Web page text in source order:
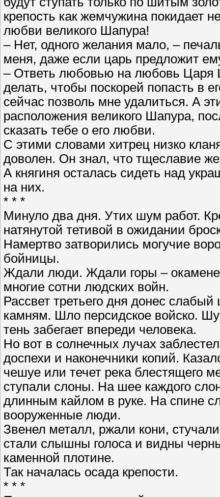
крепость как жемчужина покидает
любви великого Шапура!
– Нет, одного желания мало, –
меня, даже если царь предложит
– Ответь любовью на любовь Царя
делать, чтобы поскорей попасть в
сейчас позволь мне удалиться. А
расположения великого Шапура,
сказать тебе о его любви.
С этими словами хитрец низко
доволен. Он знал, что тщеславие
А княгиня осталась сидеть над
на них.
* * *
Минуло два дня. Утих шум работ.
натянутой тетивой в ожидании
Намертво затворились могучие
бойницы.
Ждали люди. Ждали горы –
многие сотни людских войн.
Рассвет третьего дня донес
камням. Шло персидское войско.
тень забегает впереди человека.
Но вот в солнечных лучах
доспехи и наконечники копий.
чешуе или течет река блестящего
ступали слоны. На шее каждого
длинным кайлом в руке. На спине
вооруженные люди.
Звенел металл, ржали кони,
стали слышны голоса и видны
каменной плотине.
Так началась осада крепости.
* * *